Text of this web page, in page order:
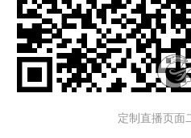
定制直播页面